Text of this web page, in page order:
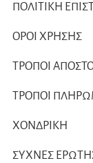
ΠΟΛΙΤΙΚΗ
ΟΡΟΙ ΧΡΗΣΗΣ
ΤΡΟΠΟΙ
ΤΡΟΠΟΙ
ΧΟΝΔΡΙΚΗ
ΣΥΧΝΕΣ